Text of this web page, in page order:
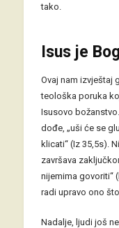
tako.
Isus je Bog
Ovaj nam izvještaj
teološka poruka
Isusovo
dođe, „uši će se
klicati“ (Iz 35,5s).
završava
nijemima govoriti“
radi upravo ono
Nadalje, ljudi još